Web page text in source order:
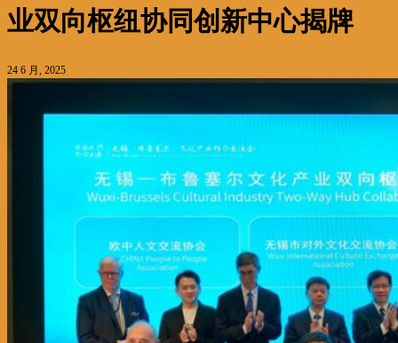
业双向枢纽协同创新中心揭牌
24 6 月, 2025